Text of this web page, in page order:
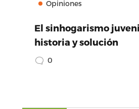
Opiniones
El sinhogarismo
historia y solución
0